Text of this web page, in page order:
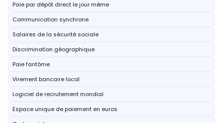
Paie par dépôt direct le jour même
Communication synchrone
Salaires de la sécurité sociale
Discrimination géographique
Paie fantôme
Virement bancaire local
Logiciel de recrutement mondial
Espace unique de paiement en euros